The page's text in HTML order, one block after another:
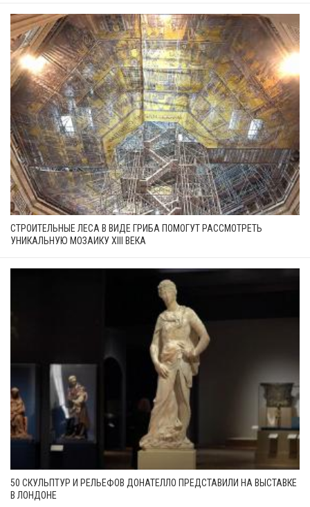
СТРОИТЕЛЬНЫЕ ЛЕСА В ВИДЕ ГРИБА ПОМОГУТ РАССМОТРЕТЬ
УНИКАЛЬНУЮ МОЗАИКУ XIII ВЕКА
50 СКУЛЬПТУР И РЕЛЬЕФОВ ДОНАТЕЛЛО ПРЕДСТАВИЛИ НА ВЫСТАВКЕ
В ЛОНДОНЕ